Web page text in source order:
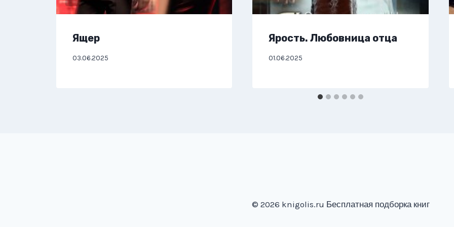
Ящер
03.06.2025
Ярость. Любовница отца
01.06.2025
© 2026 knigolis.ru Бесплатная подборка книг